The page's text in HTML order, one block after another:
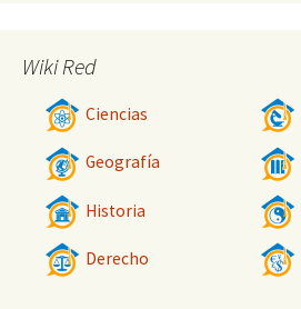
Wiki Red
Ciencias
Geografía
Historia
Derecho